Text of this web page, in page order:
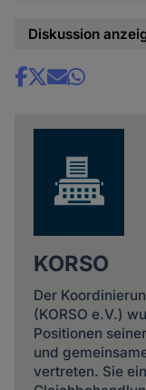
Diskussion
Share
KORSO
Der
(KORSO e.V.)
Positionen
und
vertreten. Sie